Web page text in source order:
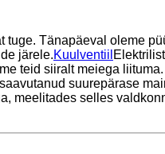
Tänapäeval oleme
järele.Kuulventiil
teid siiralt meiega liituma.
suurepärase
meelitades selles